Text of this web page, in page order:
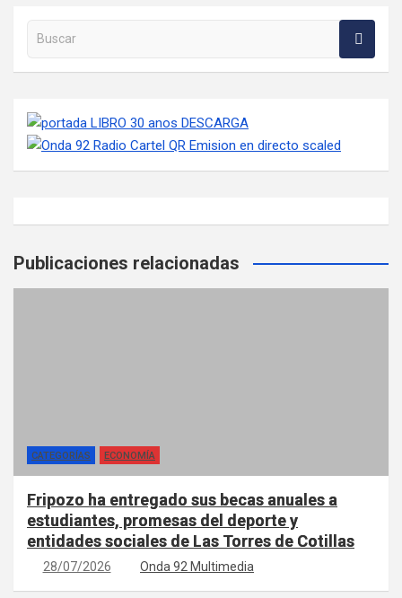
Buscar en la web
Publicaciones relacionadas
CATEGORÍAS ECONOMÍA
Fripozo ha entregado sus becas anuales a
estudiantes, promesas del deporte y
entidades sociales de Las Torres de Cotillas
28/07/2026 Onda 92 Multimedia